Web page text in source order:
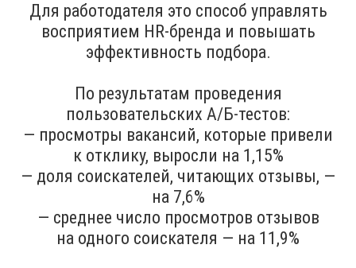
Для работодателя это способ управлять
восприятием HR-бренда и повышать
эффективность подбора.
По результатам проведения
пользовательских A/Б-тестов:
— просмотры вакансий, которые привели
к отклику, выросли на 1,15%
— доля соискателей, читающих отзывы, —
на 7,6%
— среднее число просмотров отзывов
на одного соискателя — на 11,9%